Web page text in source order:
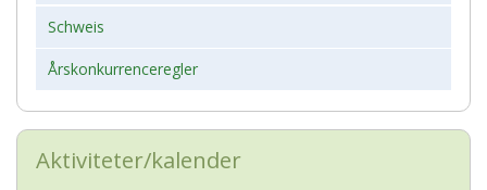
Schweis
Årskonkurrenceregler
Aktiviteter/kalender